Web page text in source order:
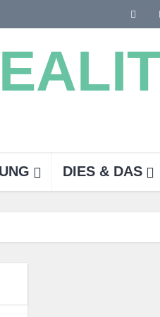
DIES & DAS